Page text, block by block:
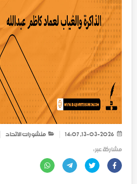
منشورات الاتحاد
مشاركة عبر :